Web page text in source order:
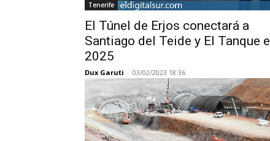
Tenerife
El Túnel de Erjos conectará a
Santiago del Teide y El Tanque
2025
Dux Garuti - 03/02/2023 18:36